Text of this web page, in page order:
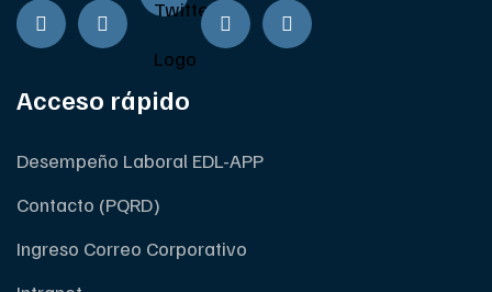
Acceso rápido
Desempeño Laboral EDL-APP
Contacto (PQRD)
Ingreso Correo Corporativo